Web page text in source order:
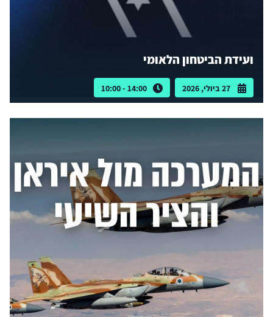
ועידת הביטחון הלאומי
27 ביולי, 2026 14:00 - 10:00